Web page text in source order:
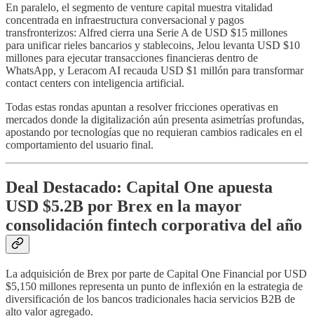
En paralelo, el segmento de venture capital muestra vitalidad
concentrada en infraestructura conversacional y pagos
transfronterizos: Alfred cierra una Serie A de USD $15 millones
para unificar rieles bancarios y stablecoins, Jelou levanta USD $10
millones para ejecutar transacciones financieras dentro de
WhatsApp, y Leracom AI recauda USD $1 millón para transformar
contact centers con inteligencia artificial.
Todas estas rondas apuntan a resolver fricciones operativas en
mercados donde la digitalización aún presenta asimetrías profundas,
apostando por tecnologías que no requieran cambios radicales en el
comportamiento del usuario final.
Deal Destacado: Capital One apuesta
USD $5.2B por Brex en la mayor
consolidación fintech corporativa del año
La adquisición de Brex por parte de Capital One Financial por USD
$5,150 millones representa un punto de inflexión en la estrategia de
diversificación de los bancos tradicionales hacia servicios B2B de
alto valor agregado.